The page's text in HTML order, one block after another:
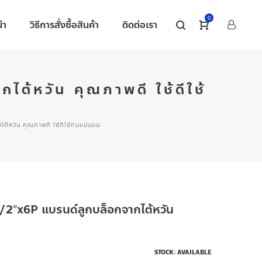
วิธีการสั่งซื้อสินค้า ติดต่อเรา 0
ไต้หวัน คุณภาพดี ใช้ดีใช้
ต้หวัน คุณภาพดี ใช้ดีใช้ทนแน่นอน
แบรนด์ลูกบล็อกจากไต้หวัน
STOCK: AVAILABLE